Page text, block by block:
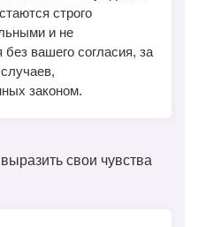
строго
и не
без вашего согласия, за
законом.
свои чувства